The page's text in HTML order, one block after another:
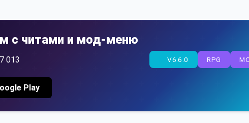
с читами и мод-меню
013 RPG
V6.6.0
Play